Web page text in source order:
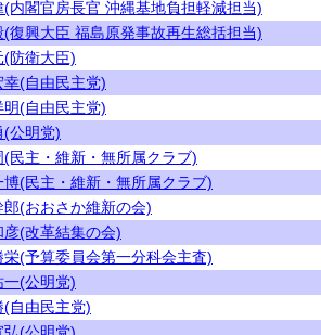
(内閣官房長官 沖縄基地負担軽減担当)
(復興大臣 福島原発事故再生総括担当)
(防衛大臣)
幸(自由民主党)
明(自由民主党)
(公明党)
(民主・維新・無所属クラブ)
博(民主・維新・無所属クラブ)
郎(おおさか維新の会)
彦(改革結集の会)
栄(予算委員会第一分科会主査)
一(公明党)
(自由民主党)